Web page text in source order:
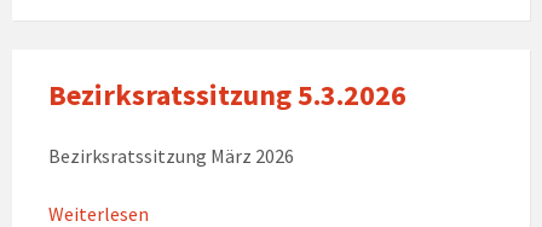
Bezirksratssitzung 5.3.2026
Bezirksratssitzung März 2026
Weiterlesen